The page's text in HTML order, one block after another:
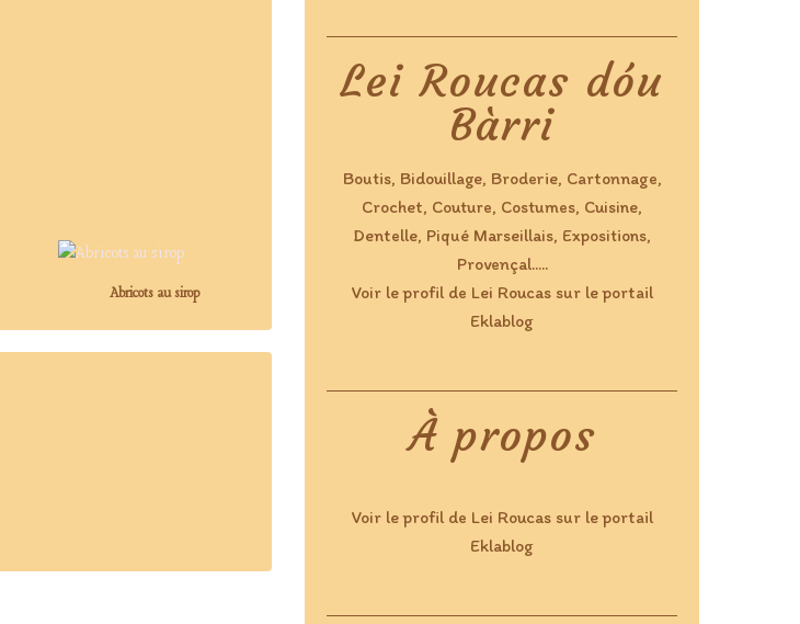
Abricots au sirop
Lei Roucas dóu
Bàrri
Boutis, Bidouillage, Broderie, Cartonnage,
Crochet, Couture, Costumes, Cuisine,
Dentelle, Piqué Marseillais, Expositions,
Provençal.....
Voir le profil de Lei Roucassur le portail
Eklablog
À propos
Voir le profil de Lei Roucassur le portail
Eklablog